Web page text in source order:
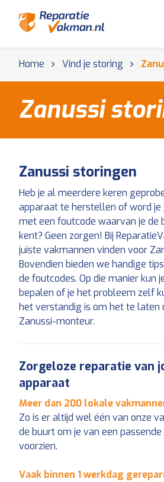
Home Vind je storing
Zanussi
Zanussi storingen
Heb je al meerdere keren
apparaat te herstellen of word
met een foutcode waarvan je de
kent? Geen zorgen! Bij
juiste vakmannen vinden voor
Bovendien bieden we handige
de foutcodes. Op die manier kun
bepalen of je het probleem zelf
het verstandig is om het te laten
Zanussi-monteur.
Zorgeloze reparatie van
apparaat
Meer dan 200 lokale
Zo is er altijd wel één van onze
de buurt om je van een
voorzien.
Vaak binnen 1 werkdag